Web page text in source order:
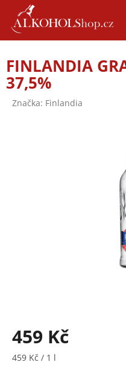
obsah
FINLANDIA
37,5%
Značka: Finlandia
459 Kč
Měrná
459 Kč / 1 l